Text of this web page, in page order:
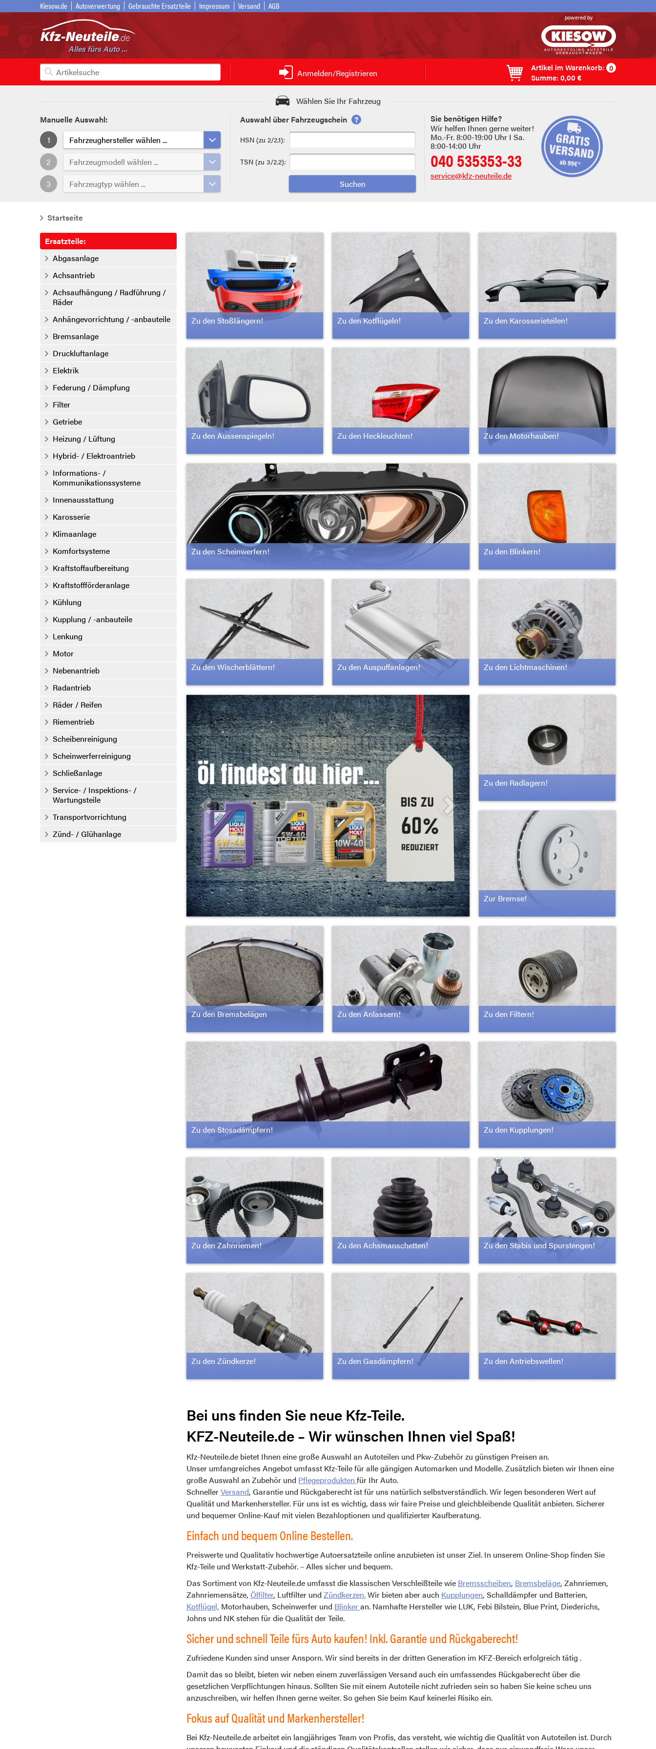
Kiesow.de Autoverwertung Gebrauchte Ersatzteile Impressum Versand AGB
Alles fürs Auto ...
powered by
Anmelden/Registrieren
Artikel im Warenkorb: 0
Summe: 0,00 €
Wählen Sie Ihr Fahrzeug
Manuelle Auswahl:
1
Fahrzeughersteller wählen ...
2
Fahrzeugmodell wählen ...
3
Fahrzeugtyp wählen ...
Auswahl über Fahrzeugschein ?
HSN (zu 2/2.1):
TSN (zu 3/2.2):
Sie benötigen Hilfe?
Wir helfen Ihnen gerne weiter!
Mo.-Fr. 8:00-19:00 Uhr I Sa.
8:00-14:00 Uhr
040 535353-33
service@kfz-neuteile.de
Startseite
Ersatzteile:
Abgasanlage
Achsantrieb
Achsaufhängung / Radführung /
Räder
Anhängevorrichtung / -anbauteile
Bremsanlage
Druckluftanlage
Elektrik
Federung / Dämpfung
Filter
Getriebe
Heizung / Lüftung
Hybrid- / Elektroantrieb
Informations- /
Kommunikationssysteme
Innenausstattung
Karosserie
Klimaanlage
Komfortsysteme
Kraftstoffaufbereitung
Kraftstoffförderanlage
Kühlung
Kupplung / -anbauteile
Lenkung
Motor
Nebenantrieb
Radantrieb
Räder / Reifen
Riementrieb
Scheibenreinigung
Scheinwerferreinigung
Schließanlage
Service- / Inspektions- /
Wartungsteile
Transportvorrichtung
Zünd- / Glühanlage
Zu den Stoßfängern! Zu den Kotflügeln! Zu den Karosserieteilen!
Zu den Aussenspiegeln! Zu den Heckleuchten! Zu den Motorhauben!
Zu den Scheinwerfern! Zu den Blinkern!
Zu den Wischerblättern! Zu den Auspuffanlagen! Zu den Lichtmaschinen!
Zu den Radlagern!
Zur Bremse!
Zu den Filtern!
Zu den Bremsbelägen Zu den Anlassern!
Zu den Kupplungen!
Zu den Stossdämpfern!
Zu den Stabis und Spurstengen!
Zu den Zahnriemen! Zu den Achsmanschetten!
Zu den Antriebswellen!
Zu den Zündkerze! Zu den Gasdämpfern!
Bei uns finden Sie neue Kfz-Teile.
KFZ-Neuteile.de – Wir wünschen Ihnen viel Spaß!
Kfz-Neuteile.de bietet Ihnen eine große Auswahl an Autoteilen und Pkw-Zubehör zu günstigen Preisen an.
Unser umfangreiches Angebot umfasst Kfz-Teile für alle gängigen Automarken und Modelle. Zusätzlich bieten wir Ihnen eine
große Auswahl an Zubehör und Pflegeprodukten für Ihr Auto.
SchnellerVersand, Garantie und Rückgaberecht ist für uns natürlich selbstverständlich. Wir legen besonderen Wert auf
Qualität und Markenhersteller. Für uns ist es wichtig, dass wir faire Preise und gleichbleibende Qualität anbieten. Sicherer
und bequemer Online-Kauf mit vielen Bezahloptionen und qualifizierter Kaufberatung.
Einfach und bequem Online Bestellen.
Preiswerte und Qualitativ hochwertige Autoersatzteile online anzubieten ist unser Ziel. In unserem Online-Shop finden Sie
Kfz-Teile und Werkstatt-Zubehör. – Alles sicher und bequem.
Das Sortiment von Kfz-Neuteile.de umfasst die klassischen Verschleißteile wie Bremsscheiben, Bremsbeläge, Zahnriemen,
Zahnriemensätze, Ölfilter, Luftfilter und Zündkerzen.Wir bieten aber auch Kupplungen, Schalldämpfer und Batterien,
Kotflügel, Motorhauben, Scheinwerfer und Blinkeran. Namhafte Hersteller wie LUK, Febi Bilstein, Blue Print, Diederichs,
Johns und NK stehen für die Qualität der Teile.
Sicher und schnell Teile fürs Auto kaufen! Inkl. Garantie und Rückgaberecht!
Zufriedene Kunden sind unser Ansporn. Wir sind bereits in der dritten Generation im KFZ-Bereich erfolgreich tätig .
Damit das so bleibt, bieten wir neben einem zuverlässigen Versand auch ein umfassendes Rückgaberecht über die
gesetzlichen Verpflichtungen hinaus. Sollten Sie mit einem Autoteile nicht zufrieden sein so haben Sie keine scheu uns
anzuschreiben, wir helfen Ihnen gerne weiter. So gehen Sie beim Kauf keinerlei Risiko ein.
Fokus auf Qualität und Markenhersteller!
Bei Kfz-Neuteile.de arbeitet ein langjähriges Team von Profis, das versteht, wie wichtig die Qualität von Autoteilen ist. Durch